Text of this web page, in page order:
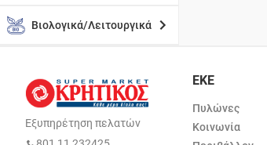
Βιολογικά/Λειτουργικά
Εξυπηρέτηση πελατών
ΕΚΕ
Πυλώνες
Κοινωνία